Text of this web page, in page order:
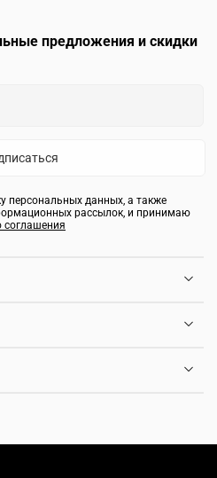
предложения и скидки
персональных данных, а также
рассылок, и принимаю
соглашения